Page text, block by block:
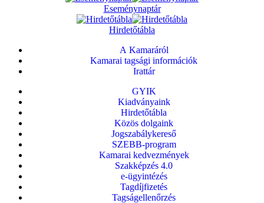
Eseménynaptár
Hirdetőtábla
A Kamaráról
Kamarai tagsági információk
Irattár
GYIK
Kiadványaink
Hirdetőtábla
Közös dolgaink
Jogszabálykereső
SZEBB-program
Kamarai kedvezmények
Szakképzés 4.0
e-ügyintézés
Tagdíjfizetés
Tagságellenőrzés